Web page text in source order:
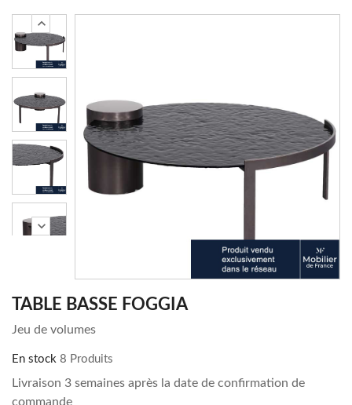
chevron_left
chevron_right
TABLE BASSE FOGGIA
Jeu de volumes
En stock 8 Produits
Livraison 3 semaines après la date de confirmation de
commande